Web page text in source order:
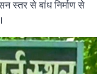
स्तर से बांध निर्माण से